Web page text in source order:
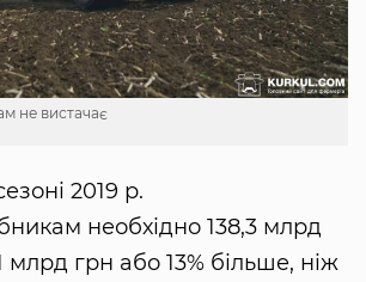
не вистачає
2019 р.
необхідно 138,3 млрд
млрд грн або 13% більше, ніж